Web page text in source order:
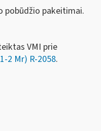
pakeitimai.
VMI prie
2 Mr) R-2058.